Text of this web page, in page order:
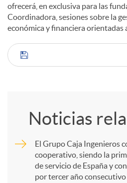
ofrecerá, en exclusiva para las
Coordinadora, sesiones sobre la
económica y financiera orientadas
C
Noticias
El Grupo Caja Ingenieros
cooperativo, siendo la
de servicio de España y
por tercer año consecutivo